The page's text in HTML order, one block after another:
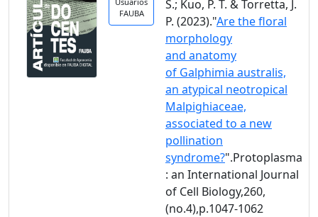
FAUBA
S.; Kuo, P. T. & Torretta, J.
P. (2023)."Are the floral
morphology
and anatomy
of Galphimia australis,
an atypical neotropical
Malpighiaceae,
associated to a new
pollination
syndrome?".Protoplasma
: an International Journal
of Cell Biology,260,
(no.4),p.1047-1062